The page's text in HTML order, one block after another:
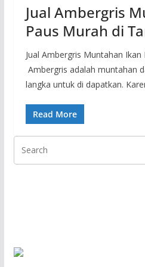
Jual Ambergris
Paus Murah di
Jual Ambergris Muntahan
Ambergris adalah muntahan
langka untuk di dapatkan.
Read More